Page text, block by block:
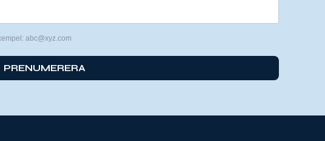
abc@xyz.com
PRENUMERERA